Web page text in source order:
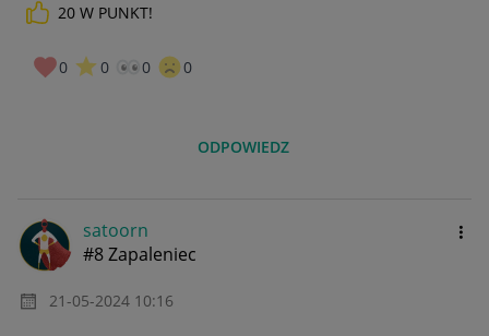
20 W PUNKT!
0 0 0 0
ODPOWIEDZ
satoorn
#8 Zapaleniec
‎21-05-2024 10:16